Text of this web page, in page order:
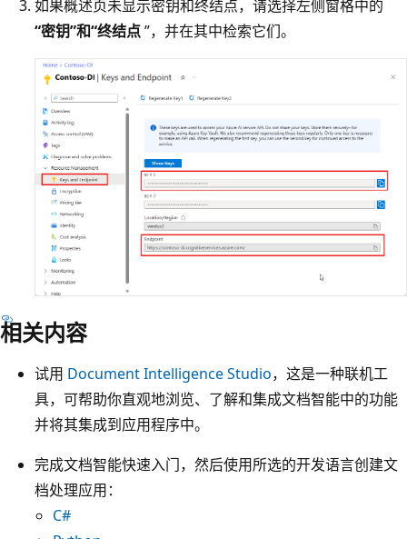
如果概述页未显示密钥和终结点，请选择左侧窗格中的
“密钥”和“终结点”，并在其中检索它们。
相关内容
试用 Document Intelligence Studio，这是一种联机工
具，可帮助你直观地浏览、了解和集成文档智能中的功能
并将其集成到应用程序中。
完成文档智能快速入门，然后使用所选的开发语言创建文
档处理应用：
C#